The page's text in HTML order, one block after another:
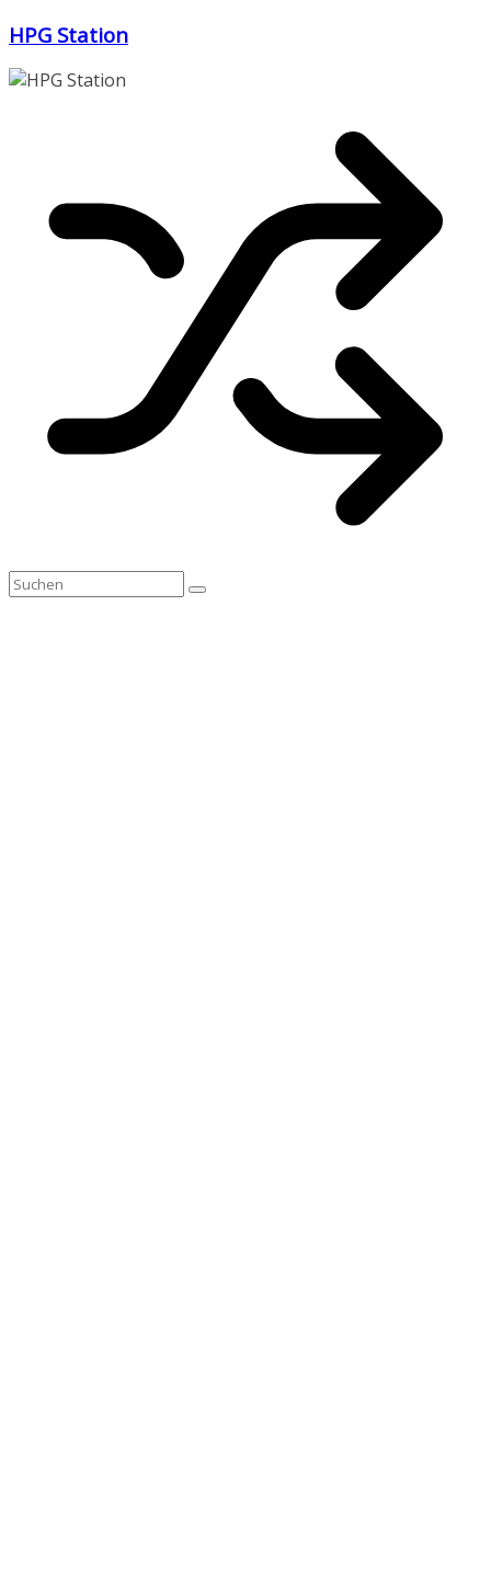
Zum
springen
HPG Station